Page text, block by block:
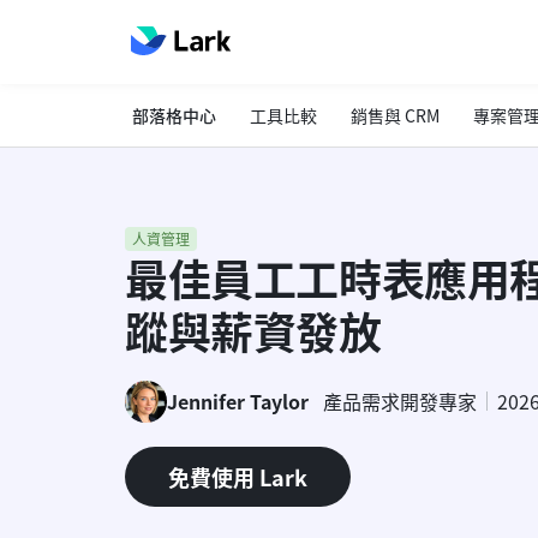
部落格中心 工具比較 銷售與 CRM 專案管
人資管理
最佳員工工時表應用
蹤與薪資發放
Jennifer Taylor 產品需求開發專家
免費使用 Lark